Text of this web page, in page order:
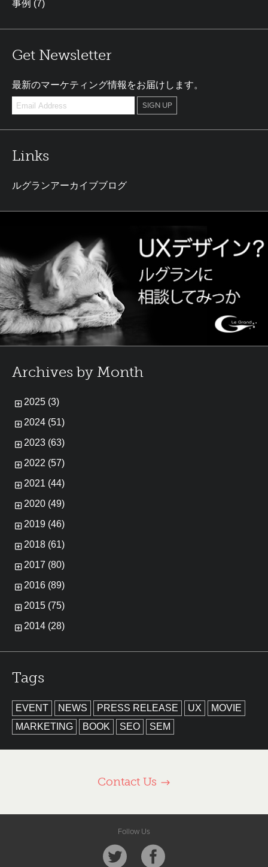
事例 (7)
Get Newsletter
最新のマーケティング情報をお届けします。
Links
ルグランアーカイブブログ
Archives by Month
2025 (3)
2024 (51)
2023 (63)
2022 (57)
2021 (44)
2020 (49)
2019 (46)
2018 (61)
2017 (80)
2016 (89)
2015 (75)
2014 (28)
Tags
EVENT NEWS PRESS RELEASE UX
MOVIE
MARKETING
BOOK SEO SEM
Contact Us
Follow Us